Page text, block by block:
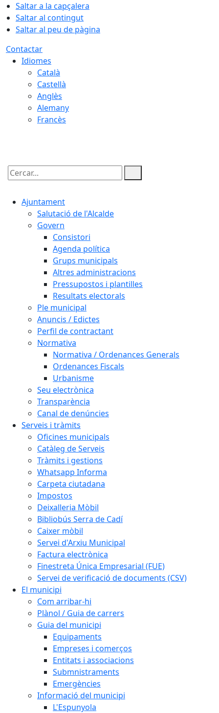
Saltar a la capçalera
Saltar al contingut
Saltar al peu de pàgina
Contactar
Idiomes
Català
Castellà
Anglès
Alemany
Francès
Cercar:
Ajuntament
Salutació de l'Alcalde
Govern
Consistori
Agenda política
Grups municipals
Altres administracions
Pressupostos i plantilles
Resultats electorals
Ple municipal
Anuncis / Edictes
Perfil de contractant
Normativa
Normativa / Ordenances Generals
Ordenances Fiscals
Urbanisme
Seu electrònica
Transparència
Canal de denúncies
Serveis i tràmits
Oficines municipals
Catàleg de Serveis
Tràmits i gestions
Whatsapp Informa
Carpeta ciutadana
Impostos
Deixalleria Mòbil
Bibliobús Serra de Cadí
Caixer mòbil
Servei d'Arxiu Municipal
Factura electrònica
Finestreta Única Empresarial (FUE)
Servei de verificació de documents (CSV)
El municipi
Com arribar-hi
Plànol / Guia de carrers
Guia del municipi
Equipaments
Empreses i comerços
Entitats i associacions
Submnistraments
Emergències
Informació del municipi
L'Espunyola